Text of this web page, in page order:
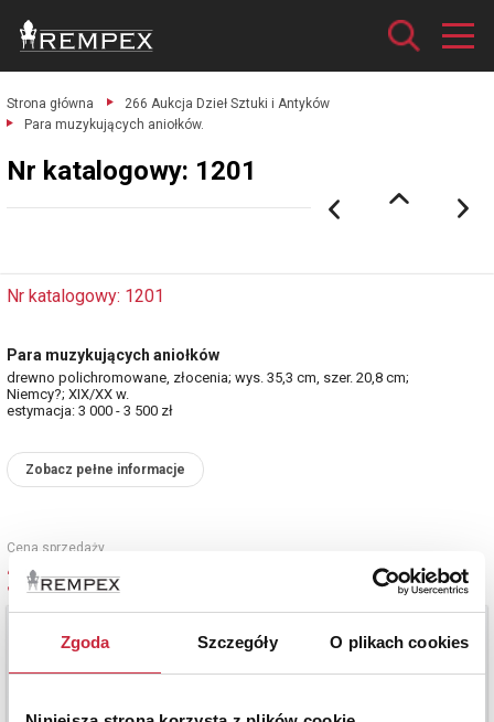
Zgoda Szczegóły O plikach cookies
Strona główna
266 Aukcja Dzieł Sztuki i Antyków
Para muzykujących aniołków.
Nr katalogowy: 1201
Nr katalogowy: 1201
Para muzykujących aniołków
drewno polichromowane, złocenia; wys. 35,3 cm, szer. 20,8 cm;
Niemcy?; XIX/XX w.
estymacja: 3 000 - 3 500 zł
Zobacz pełne informacje
Cena sprzedaży
3 000 zł